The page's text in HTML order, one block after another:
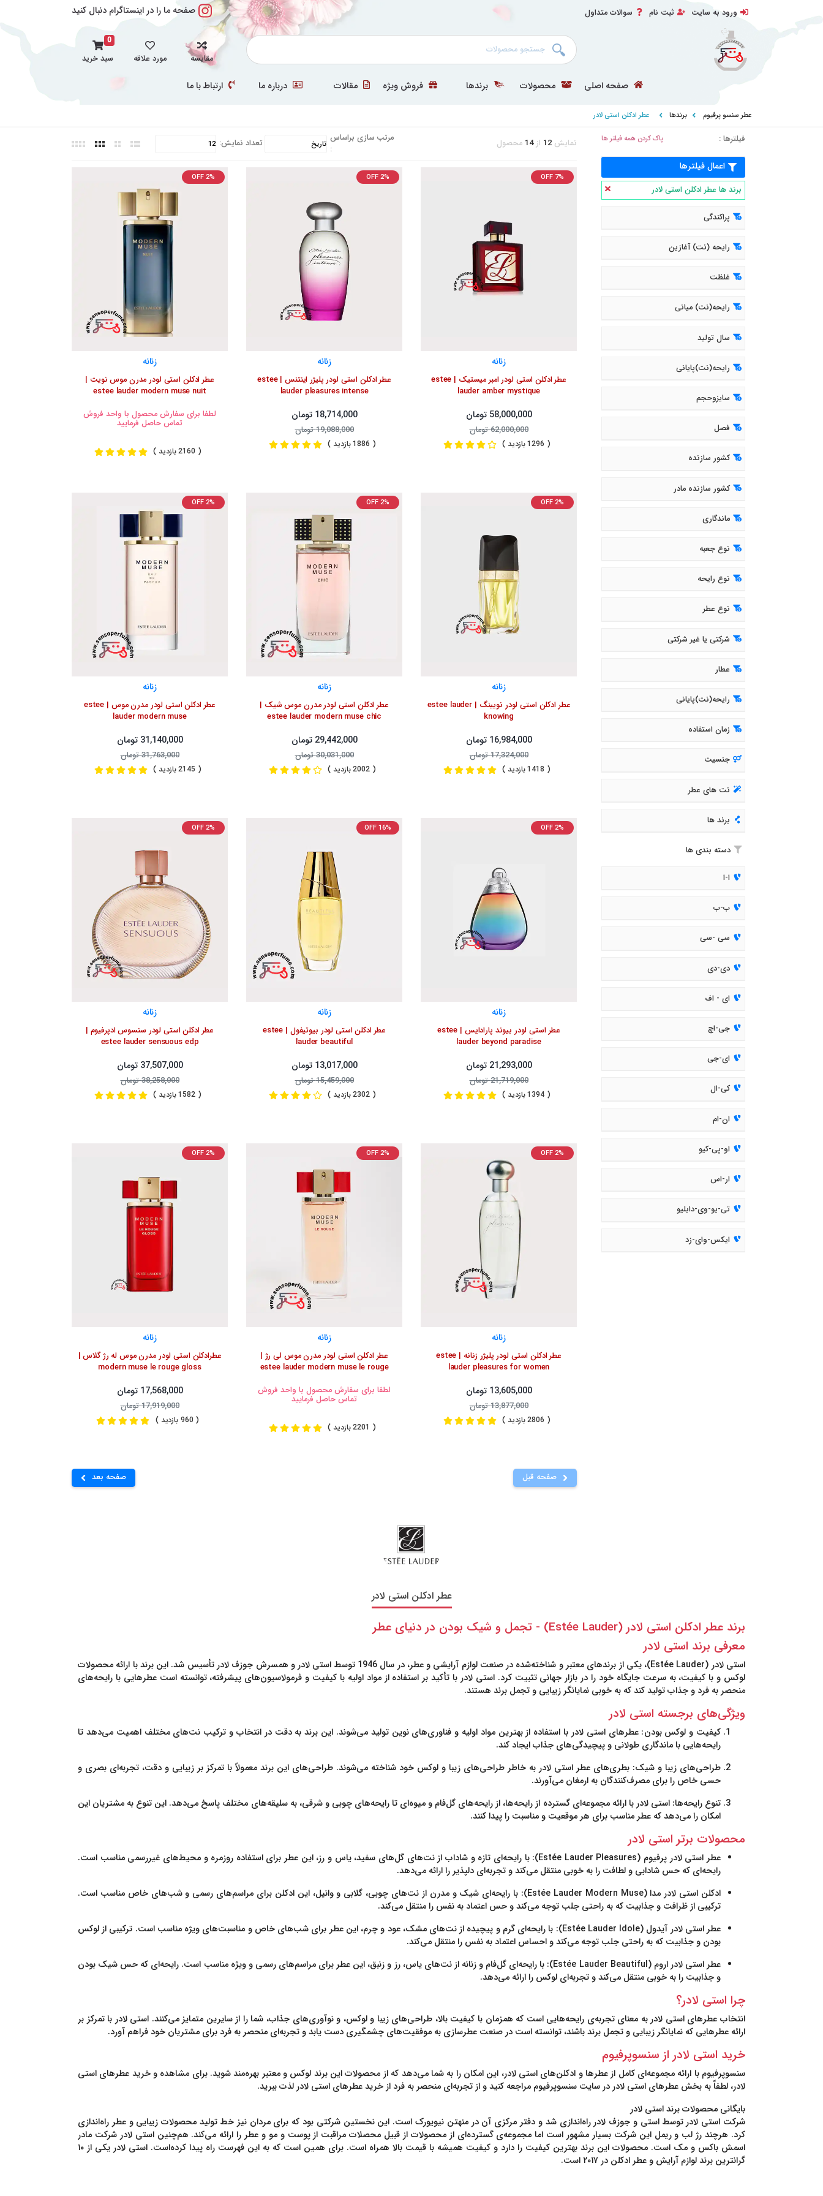
ورود به سایت ثبت نام سوالات متداول صفحه ما را در اینستاگرام دنبال کنید
مقایسه مورد علاقه
0
سبد خرید
صفحه اصلی محصولات برندها فروش ویژه مقالات درباره ما ارتباط با ما
عطر سنسو پرفیوم برندها عطر ادکلن استی لادر
نمایش 12 از14 محصول
مرتب سازی براساس
:
تعداد نمایش:
OFF 7%
زنانه
عطر ادکلن استی لودر امبر میستیک | estee
lauder amber mystique
58,000,000 تومان
62,000,000 تومان
( 1296 بازدید )
OFF 2%
زنانه
عطر ادکلن استی لودر پلیژر اینتنس | estee
lauder pleasures intense
18,714,000 تومان
19,088,000 تومان
( 1886 بازدید )
OFF 2%
زنانه
عطر ادکلن استی لودر مدرن موس نویت |
estee lauder modern muse nuit
لطفا برای سفارش محصول با واحد فروش
تماس حاصل فرمایید
( 2160 بازدید )
OFF 2%
زنانه
عطر ادکلن استی لودر نویینگ | estee lauder
knowing
16,984,000 تومان
17,324,000 تومان
( 1418 بازدید )
OFF 2%
زنانه
عطر ادکلن استی لودر مدرن موس شیک |
estee lauder modern muse chic
29,442,000 تومان
30,031,000 تومان
( 2002 بازدید )
OFF 2%
زنانه
عطر ادکلن استی لودر مدرن موس | estee
lauder modern muse
31,140,000 تومان
31,763,000 تومان
( 2145 بازدید )
OFF 2%
زنانه
عطر استی لودر بیوند پارادایس | estee
lauder beyond paradise
21,293,000 تومان
21,719,000 تومان
( 1394 بازدید )
OFF 16%
زنانه
عطر ادکلن استی لودر بیوتیفول | estee
lauder beautiful
13,017,000 تومان
15,459,000 تومان
( 2302 بازدید )
OFF 2%
زنانه
عطر ادکلن استی لودر سنسوس ادپرفیوم |
estee lauder sensuous edp
37,507,000 تومان
38,258,000 تومان
( 1582 بازدید )
OFF 2%
زنانه
عطر ادکلن استی لودر پلیژر زنانه | estee
lauder pleasures for women
13,605,000 تومان
13,877,000 تومان
( 2806 بازدید )
OFF 2%
زنانه
عطر ادکلن استی لودر مدرن موس لی رژ |
estee lauder modern muse le rouge
لطفا برای سفارش محصول با واحد فروش
تماس حاصل فرمایید
( 2201 بازدید )
OFF 2%
زنانه
عطرادکلن استی لودر مدرن موس له رژ گلاس |
modern muse le rouge gloss
17,568,000 تومان
17,919,000 تومان
( 960 بازدید )
صفحه قبل صفحه بعد
فیلترها : پاک کردن همه فیلتر ها
اعمال فیلترها
برند ها عطر ادکلن استی لادر
پراکندگی
رایحه (نت) آغازین
غلظت
رایحه(نت) میانی
سال تولید
رایحه(نت)پایانی
سایزوحجم
فصل
کشور سازنده
کشور سازنده مادر
ماندگاری
نوع جعبه
نوع رایحه
نوع عطر
شرکتی یا غیر شرکتی
عطار
رایحه(نت)پایانی
زمان استفاده
جنسیت
نت های عطر
برند ها
دسته بندی ها
ا-ا
ب-ب
سی -سی
دی-دی
ای - اف
جی-اچ
ای-جی
کی-ال
ان-ام
او-پی-کیو
ار-اس
تی-یو-وی-دابلیو
ایکس-وای-زد
عطر ادکلن استی لادر
برند عطر ادکلن استی لادر (Estée Lauder) - تجمل و شیک بودن در دنیای عطر
معرفی برند استی لادر
استی لادر (Estée Lauder)
، یکی از برندهای معتبر و شناخته‌شده در صنعت لوازم آرایشی و عطر، در سال 1946 توسط استی لادر و همسرش جوزف لادر تأسیس شد. این برند با ارائه محصولات
لوکس و با کیفیت، به سرعت جایگاه خود را در بازار جهانی تثبیت کرد. استی لادر با تأکید بر استفاده از مواد اولیه با کیفیت و فرمولاسیون‌های پیشرفته، توانسته است عطرهایی با رایحه‌های
منحصر به فرد و جذاب تولید کند که به خوبی نمایانگر زیبایی و تجمل برند هستند.
ویژگی‌های برجسته استی لادر
کیفیت و لوکس بودن: عطرهای استی لادر با استفاده از بهترین مواد اولیه و فناوری‌های نوین تولید می‌شوند. این برند به دقت در انتخاب و ترکیب نت‌های مختلف اهمیت می‌دهد تا
رایحه‌هایی با ماندگاری طولانی و پیچیدگی‌های جذاب ایجاد کند.
طراحی‌های زیبا و شیک: بطری‌های عطر استی لادر به خاطر طراحی‌های زیبا و لوکس خود شناخته می‌شوند. طراحی‌های این برند معمولاً با تمرکز بر زیبایی و دقت، تجربه‌ای بصری و
حسی خاص را برای مصرف‌کنندگان به ارمغان می‌آورند.
تنوع رایحه‌ها: استی لادر با ارائه مجموعه‌ای گسترده از رایحه‌ها، از رایحه‌های گل‌فام و میوه‌ای تا رایحه‌های چوبی و شرقی، به سلیقه‌های مختلف پاسخ می‌دهد. این تنوع به مشتریان این
امکان را می‌دهد که عطر مناسب برای هر موقعیت و مناسبت را پیدا کنند.
محصولات برتر استی لادر
عطر استی لادر پرفیوم (Estée Lauder Pleasures)
: با رایحه‌ای تازه و شاداب از نت‌های گل‌های سفید، یاس و رز، این عطر برای استفاده روزمره و محیط‌های غیررسمی مناسب است.
رایحه‌ای که حس شادابی و لطافت را به خوبی منتقل می‌کند و تجربه‌ای دلپذیر را ارائه می‌دهد.
ادکلن استی لادر مدا (Estée Lauder Modern Muse)
: با رایحه‌ای شیک و مدرن از نت‌های چوبی، گلابی و وانیل، این ادکلن برای مراسم‌های رسمی و شب‌های خاص مناسب است.
ترکیبی از ظرافت و جذابیت که به راحتی جلب توجه می‌کند و حس اعتماد به نفس را منتقل می‌کند.
عطر استی لادر آیدول (Estée Lauder Idole)
: با رایحه‌ای گرم و پیچیده از نت‌های مشک، عود و چرم، این عطر برای شب‌های خاص و مناسبت‌های ویژه مناسب است. ترکیبی از لوکس
بودن و جذابیت که به راحتی جلب توجه می‌کند و احساس اعتماد به نفس را منتقل می‌کند.
عطر استی لادر اروم (Estée Lauder Beautiful)
: با رایحه‌ای گل‌فام و زنانه از نت‌های یاس، رز و زنبق، این عطر برای مراسم‌های رسمی و ویژه مناسب است. رایحه‌ای که حس شیک بودن
و جذابیت را به خوبی منتقل می‌کند و تجربه‌ای لوکس را ارائه می‌دهد.
چرا استی لادر؟
انتخاب عطرهای استی لادر به معنای تجربه‌ی رایحه‌هایی است که همزمان با کیفیت بالا، طراحی‌های زیبا و لوکس، و نوآوری‌های جذاب، شما را از سایرین متمایز می‌کنند. استی لادر با تمرکز بر
ارائه عطرهایی که نمایانگر زیبایی و تجمل برند باشند، توانسته است در صنعت عطرسازی به موفقیت‌های چشمگیری دست یابد و تجربه‌ای منحصر به فرد برای مشتریان خود فراهم آورد.
خرید استی لادر از سنسوپرفیوم
سنسوپرفیوم با ارائه مجموعه‌ای کامل از عطرها و ادکلن‌های استی لادر، این امکان را به شما می‌دهد که از محصولات این برند لوکس و معتبر بهره‌مند شوید. برای مشاهده و خرید عطرهای استی
لادر، لطفاً به بخش عطرهای استی لادر در سایت سنسوپرفیوم مراجعه کنید و از تجربه‌ای منحصر به فرد از خرید عطرهای استی لادر لذت ببرید.
بایگانی محصولات برند استی لادر
شرکت استی لادر توسط استی و جوزف لادر راه‌اندازی شد و دفتر مرکزی آن در منهتن نیویورک است. این نخستین شرکتی بود که برای مردان نیز خط تولید محصولات زیبایی و عطر راه‌اندازی
کرد. هرچند رژ لب و ریمل این شرکت بسیار مشهور است اما مجموعه‌ی گسترده‌ای از محصولات از قبیل محصلات مراقبت از پوست و مو و عطر را ارائه می‌کند. هم‌چنین استی لادر شرکت مادر
اسمش باکس و مک است. محصولات این برند بهترین کیفیت را دارد و کیفیت همیشه با قیمت بالا همراه است. برای همین است که به این فهرست راه پیدا کرده‌است. استی لادر یکی از ۱۰
گرانترین برند لوازم آرایش و عطر ادکلن در ۲۰۱۷ است.